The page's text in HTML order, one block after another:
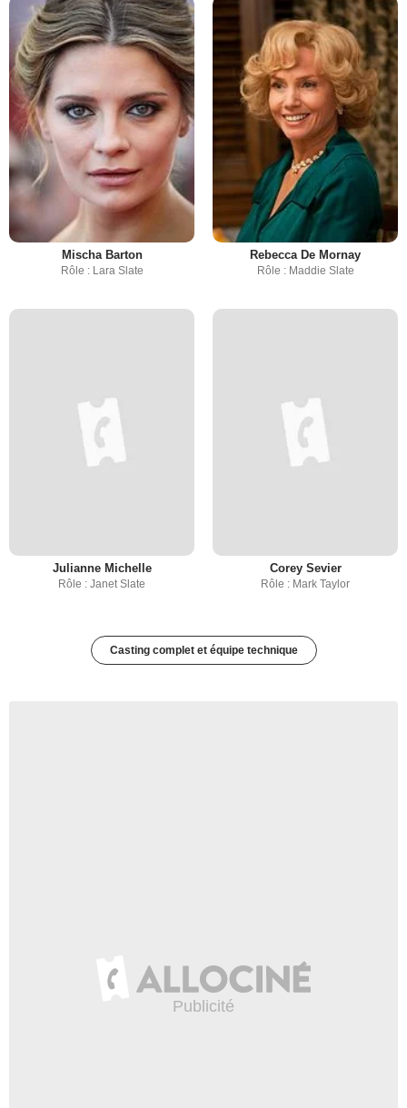
Mischa Barton
Rôle : Lara Slate
Rebecca De Mornay
Rôle : Maddie Slate
Julianne Michelle
Rôle : Janet Slate
Corey Sevier
Rôle : Mark Taylor
Casting complet et équipe technique